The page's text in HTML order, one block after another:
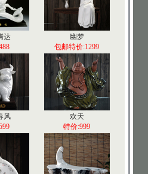
达
幽梦
包邮特价:1299
风
欢天
特价:999